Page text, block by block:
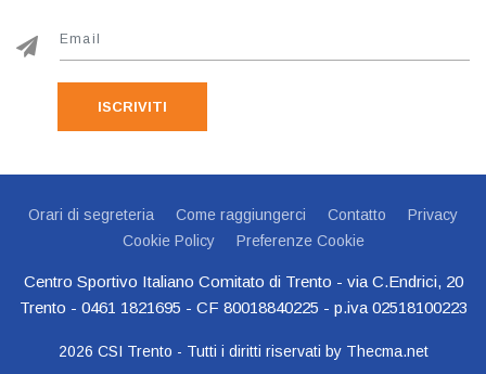
ISCRIVITI
Orari di segreteria Come raggiungerci Contatto
Privacy
Cookie Policy
Preferenze Cookie
Centro Sportivo Italiano Comitato di Trento - via C.Endrici, 20
Trento - 0461 1821695 - CF 80018840225 - p.iva 02518100223
2026 CSI Trento - Tutti i diritti riservati by Thecma.net